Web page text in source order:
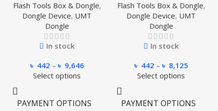
Flash Tools Box & Dongle,
Dongle Device, UMT
Dongle
In stock
৳ 442 – ৳ 9,646
Select options
PAYMENT OPTIONS
Delivery,
Full
Flash Tools Box & Dongle,
Dongle Device, UMT
Dongle
In stock
৳ 442 – ৳ 8,125
Select options
PAYMENT OPTIONS